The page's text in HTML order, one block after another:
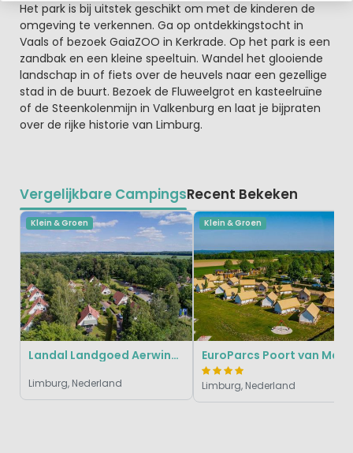
Het park is bij uitstek geschikt om met de kinderen de
omgeving te verkennen. Ga op ontdekkingstocht in
Vaals of bezoek GaiaZOO in Kerkrade. Op het park is een
zandbak en een kleine speeltuin. Wandel het glooiende
landschap in of fiets over de heuvels naar een gezellige
stad in de buurt. Bezoek de Fluweelgrot en kasteelruïne
of de Steenkolenmijn in Valkenburg en laat je bijpraten
over de rijke historie van Limburg.
Vergelijkbare CampingsRecent Bekeken
Klein & Groen
Landal Landgoed Aerwinkel
Limburg, Nederland
Klein & Groen
Limburg, Nederland